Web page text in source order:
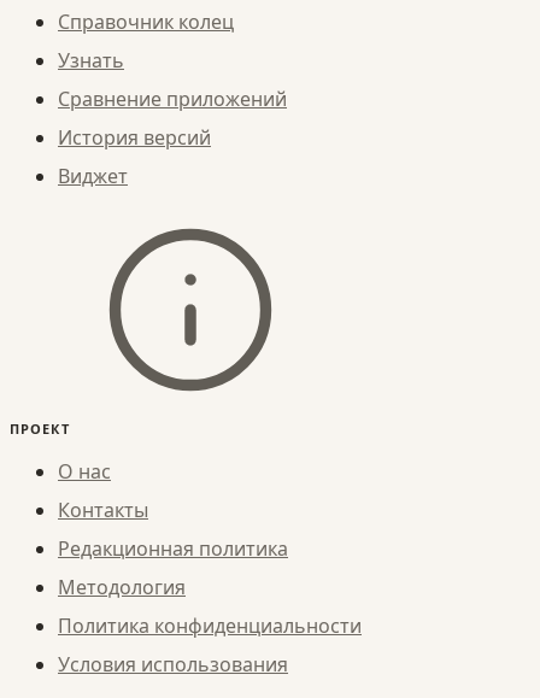
Справочник колец
Узнать
Сравнение приложений
История версий
Виджет
ПРОЕКТ
О нас
Контакты
Редакционная политика
Методология
Политика конфиденциальности
Условия использования